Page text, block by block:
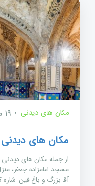
مکان های دیدنی 19 مه 2024
مکان های
از جمله مکان های دیدنی
مسجد امامزاده جعفر،
آقا بزرگ و باغ فین اشاره